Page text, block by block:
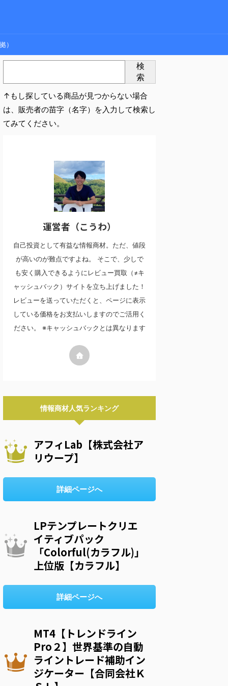
）
検
索
↑もし探している商品が見つからない場合
は、販売者の苗字（名字）を入力して検索し
てみてください。
運営者（こうわ）
自己投資として有益な情報商材。ただ、値段
が高いのが難点ですよね。 そこで、少しで
も安く購入できるようにレビュー買取（≠キ
ャッシュバック）サイトを立ち上げました！
レビューを送っていただくと、ページに表示
している価格をお支払いしますのでご活用く
ださい。 ※キャッシュバックとは異なります
情報商材人気ランキング
アフィLab【株式会社ア
リウープ】
詳細ページへ
LPテンプレートクリエ
イティブパック
「Colorful(カラフル)」
上位版【カラフル】
詳細ページへ
MT4【トレンドライン
Pro２】世界基準の自動
ライントレード補助イン
ジケーター【合同会社Ｋ